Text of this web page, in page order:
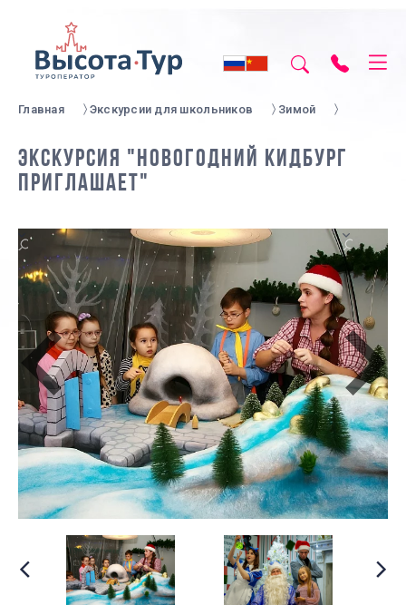
Главная Экскурсии для школьников Зимой
ЭКСКУРСИЯ "НОВОГОДНИЙ КИДБУРГ
ПРИГЛАШАЕТ"